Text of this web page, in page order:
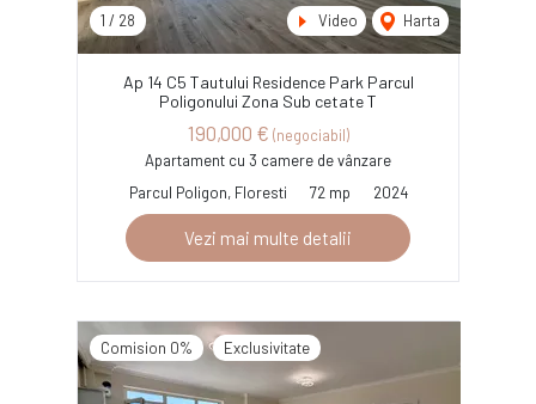
1 / 28 Video Harta
Ap 14 C5 Tautului Residence Park Parcul
Poligonului Zona Sub cetate T
190,000 € (negociabil)
Apartament cu 3 camere de vânzare
Parcul Poligon, Floresti
72 mp 2024
Vezi mai multe detalii
Comision 0% Exclusivitate